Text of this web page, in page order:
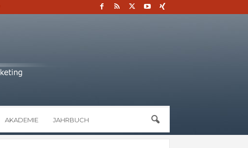
AKADEMIE JAHRBUCH